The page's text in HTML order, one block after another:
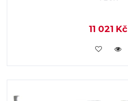
11 021 Kč
KOUPIT